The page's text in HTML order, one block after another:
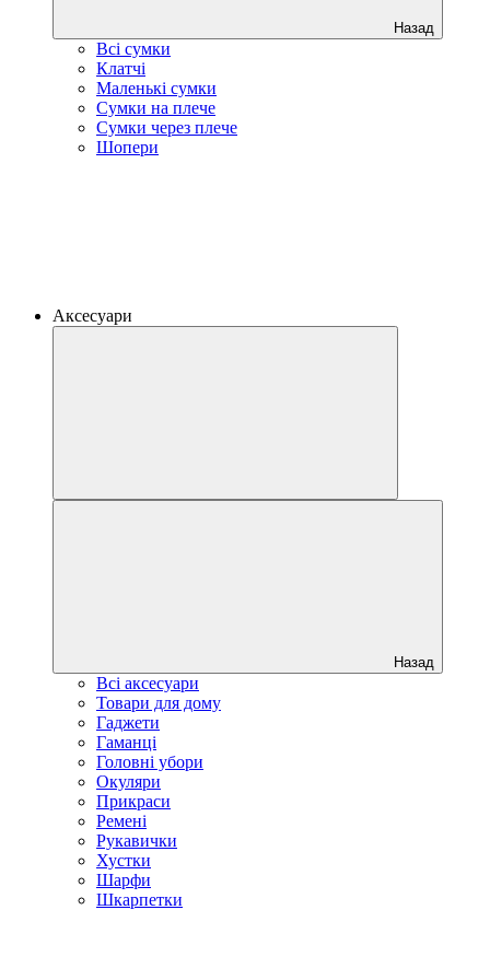
Назад
Всі сумки
Клатчі
Маленькі сумки
Сумки на плече
Сумки через плече
Шопери
Аксесуари
Назад
Всі аксесуари
Товари для дому
Гаджети
Гаманці
Головні убори
Окуляри
Прикраси
Ремені
Рукавички
Хустки
Шарфи
Шкарпетки